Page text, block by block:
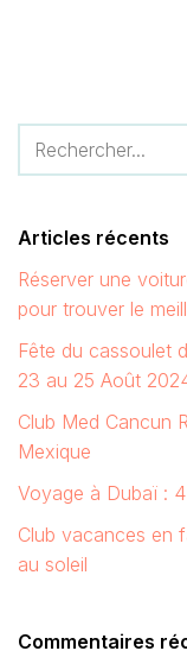
Articles récents
Réserver une
pour trouver le
Fête du cassoulet
23 au 25 Août
Club Med Cancun
Mexique
Voyage à Dubaï :
Club vacances en
au soleil
Commentaires